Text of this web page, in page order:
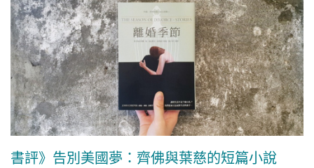
書評》告別美國夢：齊佛與葉慈的短篇小說